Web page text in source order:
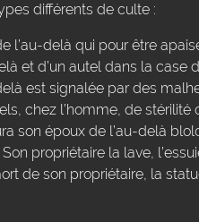
différents de culte :
l’au-delà qui pour être
et d’un autel dans la
est signalée par des
chez l’homme, de
son époux de l’au-delà
propriétaire la lave,
de son propriétaire, la